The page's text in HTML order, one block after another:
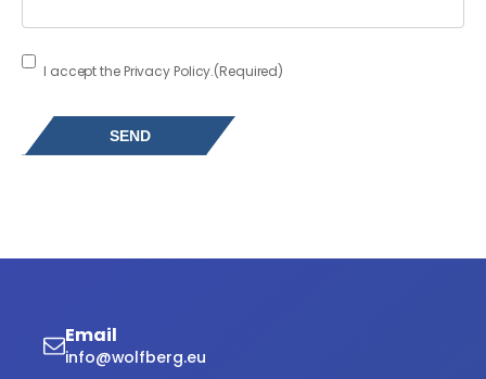
Consent (Required)
I accept the Privacy Policy.(Required)
Email
info@wolfberg.eu